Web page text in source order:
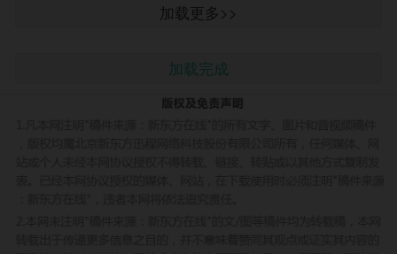
加载更多>>
加载完成